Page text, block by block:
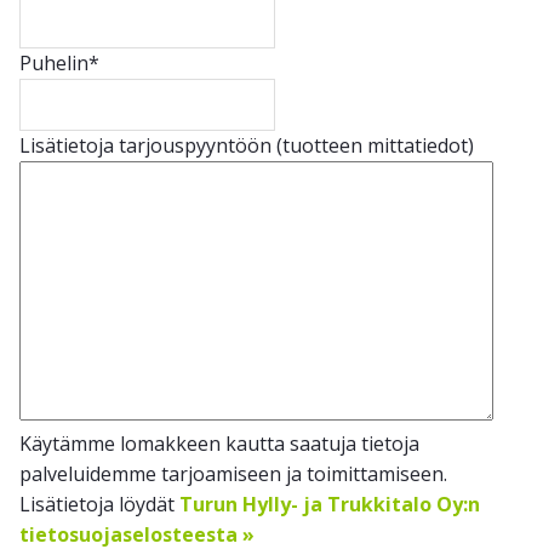
Puhelin*
Lisätietoja tarjouspyyntöön (tuotteen mittatiedot)
Käytämme lomakkeen kautta saatuja tietoja
palveluidemme tarjoamiseen ja toimittamiseen.
Lisätietoja löydät Turun Hylly- ja Trukkitalo Oy:n
tietosuojaselosteesta »